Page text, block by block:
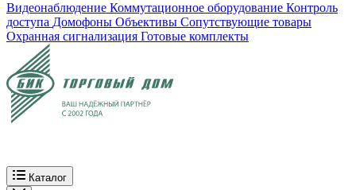
Видеонаблюдение Коммутационное оборудование Контроль
доступа Домофоны Объективы Сопутствующие товары
Охранная сигнализация Готовые комплекты
Каталог